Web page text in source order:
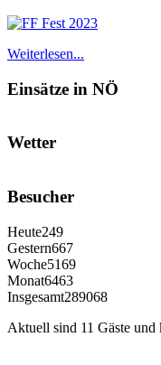
Weiterlesen...
Einsätze in NÖ
Wetter
Besucher
Heute249
Gestern667
Woche5169
Monat6463
Insgesamt289068
Aktuell sind 11 Gäste